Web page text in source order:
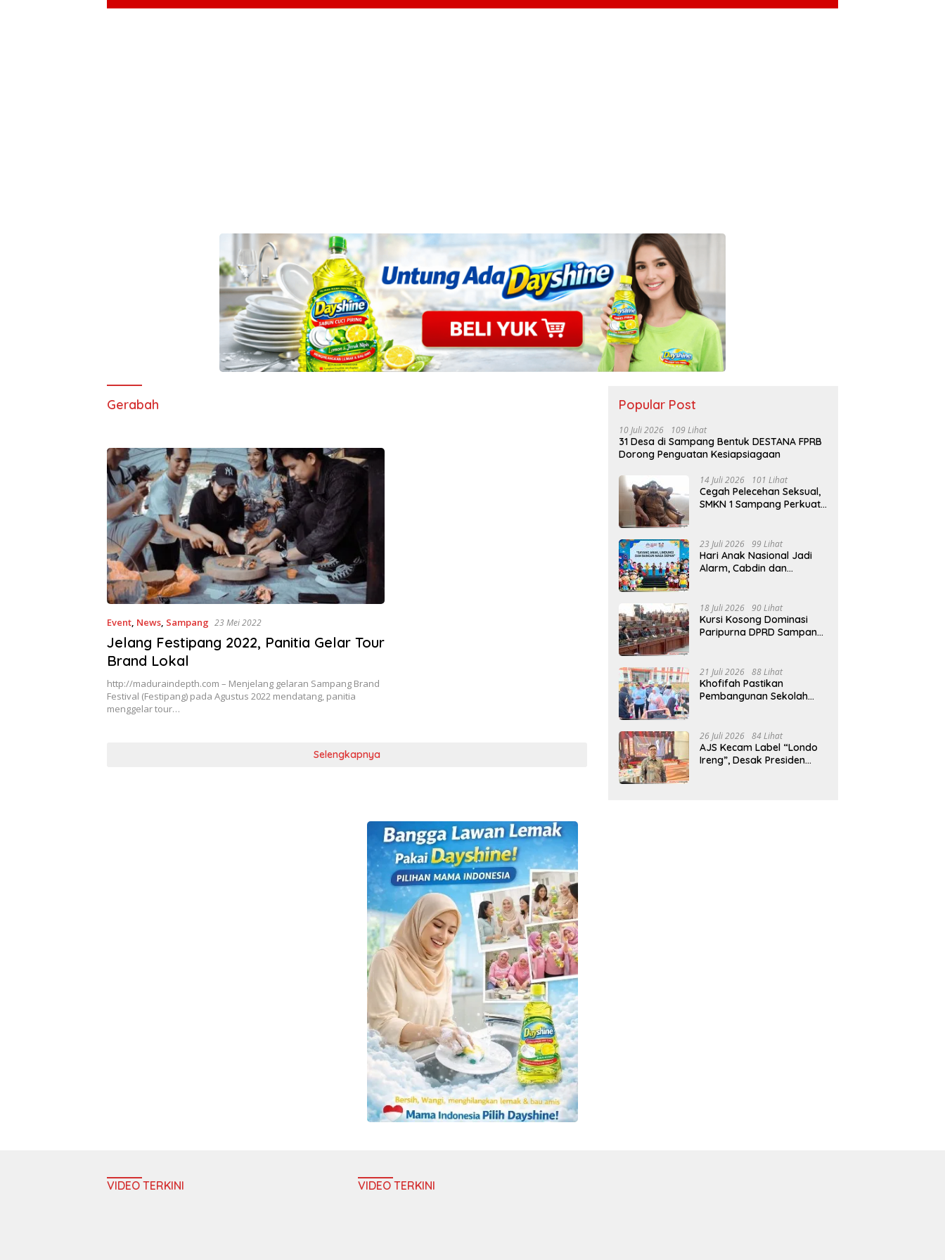
Gerabah
Event, News, Sampang 23 Mei 2022
Jelang Festipang 2022, Panitia Gelar Tour
Brand Lokal
http://maduraindepth.com – Menjelang gelaran Sampang Brand
Festival (Festipang) pada Agustus 2022 mendatang, panitia
menggelar tour…
Selengkapnya
Popular Post
10 Juli 2026 109 Lihat
31 Desa di Sampang Bentuk DESTANA FPRB
Dorong Penguatan Kesiapsiagaan
14 Juli 2026 101 Lihat
Cegah Pelecehan Seksual,
SMKN 1 Sampang Perkuat
23 Juli 2026 99 Lihat
Hari Anak Nasional Jadi
Alarm, Cabdin dan
Kekerasan Seksual Anak
18 Juli 2026 90 Lihat
Kursi Kosong Dominasi
Paripurna DPRD Sampang,
21 Juli 2026 88 Lihat
Khofifah Pastikan
Pembangunan Sekolah
Indonesia Emas
26 Juli 2026 84 Lihat
AJS Kecam Label “Londo
Ireng”, Desak Presiden
VIDEO TERKINI VIDEO TERKINI